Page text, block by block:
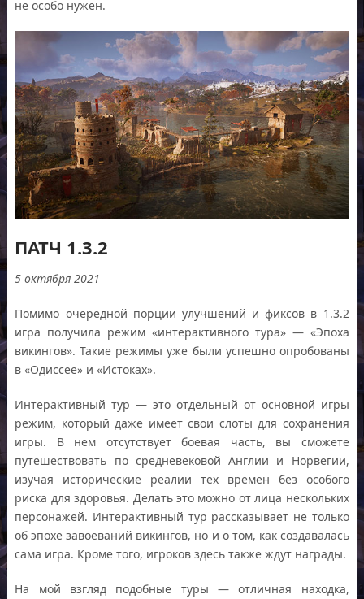
не особо нужен.
ПАТЧ 1.3.2
5 октября 2021
Помимо очередной порции улучшений и фиксов в 1.3.2
игра получила режим «интерактивного тура» — «Эпоха
викингов». Такие режимы уже были успешно опробованы
в «Одиссее» и «Истоках».
Интерактивный тур — это отдельный от основной игры
режим, который даже имеет свои слоты для сохранения
игры. В нем отсутствует боевая часть, вы сможете
путешествовать по средневековой Англии и Норвегии,
изучая исторические реалии тех времен без особого
риска для здоровья. Делать это можно от лица нескольких
персонажей. Интерактивный тур рассказывает не только
об эпохе завоеваний викингов, но и о том, как создавалась
сама игра. Кроме того, игроков здесь также ждут награды.
На мой взгляд подобные туры — отличная находка,